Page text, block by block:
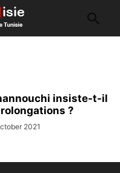
insiste-t-il
?
2021